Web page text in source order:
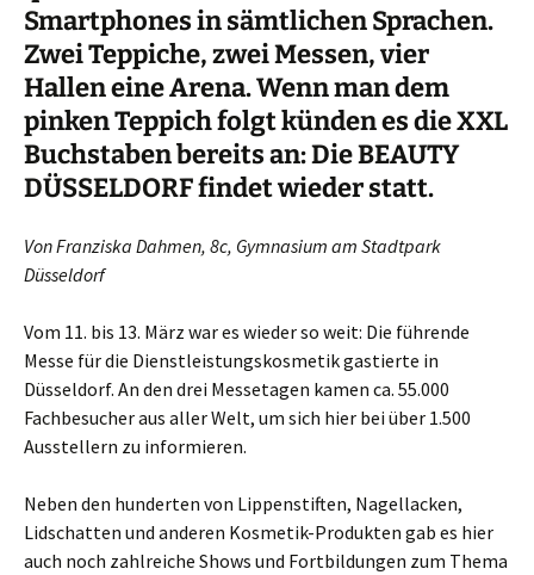
Smartphones in sämtlichen Sprachen.
Zwei Teppiche, zwei Messen, vier
Hallen eine Arena. Wenn man dem
pinken Teppich folgt künden es die XXL
Buchstaben bereits an: Die BEAUTY
DÜSSELDORF findet wieder statt.
Von Franziska Dahmen, 8c, Gymnasium am Stadtpark
Düsseldorf
Vom 11. bis 13. März war es wieder so weit: Die führende
Messe für die Dienstleistungskosmetik gastierte in
Düsseldorf. An den drei Messetagen kamen ca. 55.000
Fachbesucher aus aller Welt, um sich hier bei über 1.500
Ausstellern zu informieren.
Neben den hunderten von Lippenstiften, Nagellacken,
Lidschatten und anderen Kosmetik-Produkten gab es hier
auch noch zahlreiche Shows und Fortbildungen zum Thema